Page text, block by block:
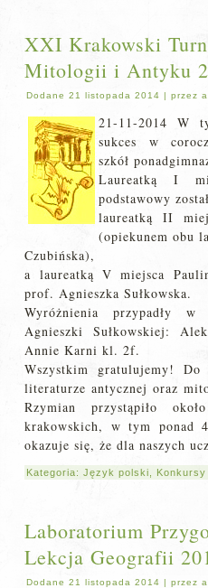
XXI Krakowski
Mitologii i Antyku
Dodane 21 listopada 2014 |przez
21-11-2014 W
sukces w
szkół
Laureatką I
podstawowy
laureatką II
(opiekunem obu
Czubińska),
a laureatką V miejsca
prof. Agnieszka Sułkowska.
Wyróżnienia przypadły
Agnieszki Sułkowskiej:
Annie Karni kl. 2f.
Wszystkim gratulujemy!
literaturze antycznej oraz
Rzymian przystąpiło
krakowskich, w tym
okazuje się, że dla naszych
Kategoria:Język polski Konkursy
Laboratorium
Lekcja Geografii
Dodane 21 listopada 2014 |przez